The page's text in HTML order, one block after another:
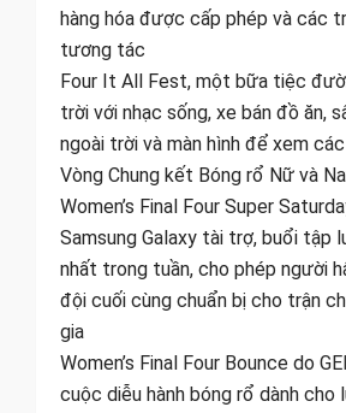
hàng hóa được cấp phép và các
tương tác
Four It All Fest, một bữa tiệc
trời với nhạc sống, xe bán đồ ăn,
ngoài trời và màn hình để xem
Vòng Chung kết Bóng rổ Nữ và
Women’s Final Four Super
Samsung Galaxy tài trợ, buổi tập
nhất trong tuần, cho phép người
đội cuối cùng chuẩn bị cho trận
gia
Women’s Final Four Bounce do
cuộc diễu hành bóng rổ dành